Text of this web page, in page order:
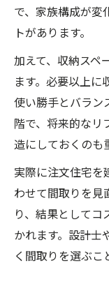
で、家族構成が変
トがあります。
加えて、収納スペ
ます。必要以上に
使い勝手とバラン
階で、将来的なリ
造にしておくのも
実際に注文住宅を
わせて間取りを見
り、結果として
かれます。設計士
く間取りを選ぶこ